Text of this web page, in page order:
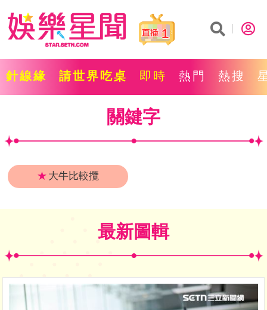
1
針線緣 請世界吃桌 即時 熱門 熱搜
關鍵字
★ 大牛比較攬
最新圖輯